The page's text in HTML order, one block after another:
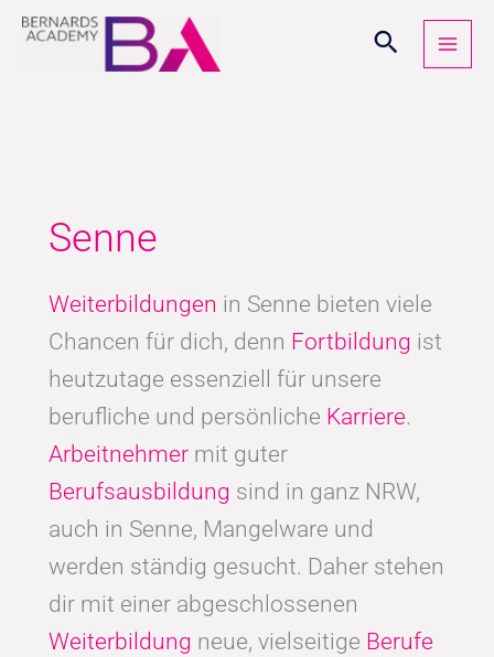
Zum
Inhalt
Senne
Weiterbildungen in Senne bieten viele
Chancen für dich, denn Fortbildung ist
heutzutage essenziell für unsere
berufliche und persönliche Karriere.
Arbeitnehmer mit guter
Berufsausbildung sind in ganz NRW,
auch in Senne, Mangelware und
werden ständig gesucht. Daher stehen
dir mit einer abgeschlossenen
Weiterbildung neue, vielseitige Berufe